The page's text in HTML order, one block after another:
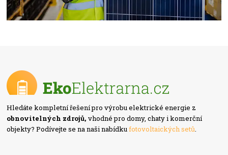
Hledáte kompletní řešení pro výrobu elektrické energie z
obnovitelných zdrojů, vhodné pro domy, chaty i komerční
objekty? Podívejte se na naši nabídkufotovoltaických setů.